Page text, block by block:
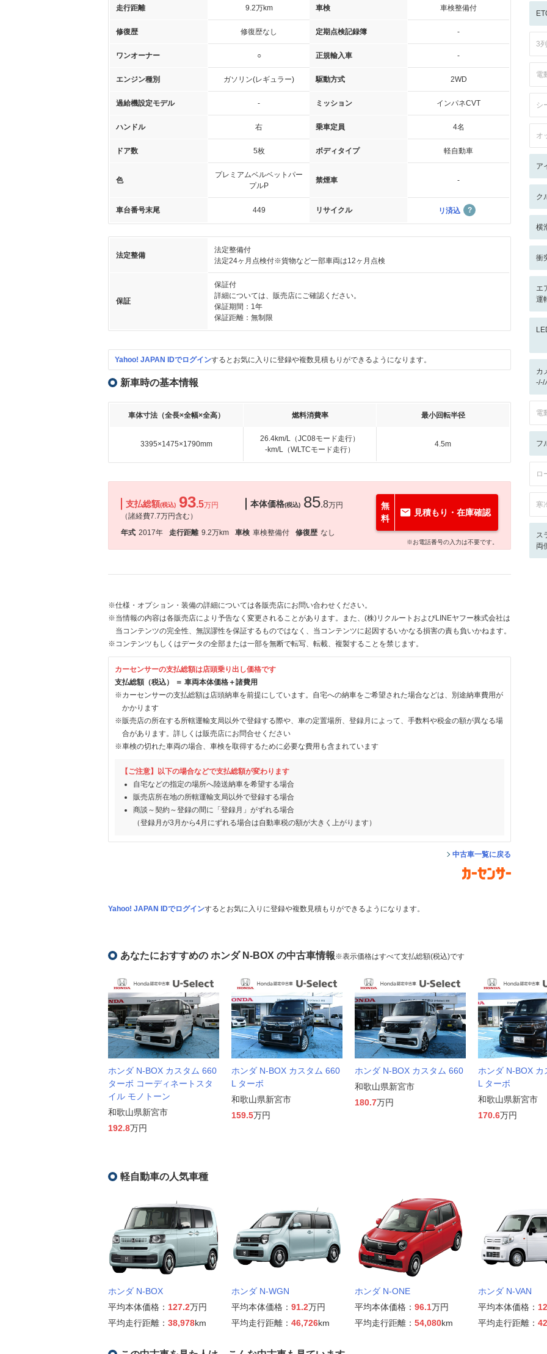
走行距離 9.2万km 車検 車検整備付
修復歴 修復歴なし 定期点検記録簿 -
ワンオーナー ○ 正規輸入車 -
エンジン種別 ガソリン(レギュラー) 駆動方式 2WD
過給機設定モデル - ミッション インパネCVT
ハンドル 右 乗車定員 4名
ドア数 5枚 ボディタイプ 軽自動車
色
プレミアムベルベットパー
プルP
禁煙車 -
車台番号末尾 449 リサイクル リ済込
法定整備
法定整備付
法定24ヶ月点検付※貨物など一部車両は12ヶ月点検
保証
保証付
詳細については、販売店にご確認ください。
保証期間：1年
保証距離：無制限
Yahoo! JAPAN IDでログインするとお気に入りに登録や複数見積もりができるようになります。
新車時の基本情報
車体寸法（全長×全幅×全高） 燃料消費率 最小回転半径
3395×1475×1790mm
26.4km/L（JC08モード走行）
-km/L（WLTCモード走行）
4.5m
支払総額(税込) 93.5万円
（諸経費7.7万円含む）
本体価格(税込) 85.8万円
年式 2017年 走行距離 9.2万km 車検 車検整備付 修復歴 なし
無
料
見積もり・在庫確認
※お電話番号の入力は不要です。
※仕様・オプション・装備の詳細については各販売店にお問い合わせください。
※当情報の内容は各販売店により予告なく変更されることがあります。また、(株)リクルートおよびLINEヤフー株式会社は
当コンテンツの完全性、無誤謬性を保証するものではなく、当コンテンツに起因するいかなる損害の責も負いかねます。
※コンテンツもしくはデータの全部または一部を無断で転写、転載、複製することを禁じます。
カーセンサーの支払総額は店頭乗り出し価格です
支払総額（税込） ＝ 車両本体価格＋諸費用
※カーセンサーの支払総額は店頭納車を前提にしています。自宅への納車をご希望された場合などは、別途納車費用が
かかります
※販売店の所在する所轄運輸支局以外で登録する際や、車の定置場所、登録月によって、手数料や税金の額が異なる場
合があります。詳しくは販売店にお問合せください
※車検の切れた車両の場合、車検を取得するために必要な費用も含まれています
【ご注意】以下の場合などで支払総額が変わります
自宅などの指定の場所へ陸送納車を希望する場合
販売店所在地の所轄運輸支局以外で登録する場合
商談～契約～登録の間に「登録月」がずれる場合
（登録月が3月から4月にずれる場合は自動車税の額が大きく上がります）
中古車一覧に戻る
Yahoo! JAPAN IDでログインするとお気に入りに登録や複数見積もりができるようになります。
3
電
シ
オ
ア
ク
横
衝
エ
運
カ
-/-/
電
フ
ロ
寒
ス
両
あなたにおすすめの ホンダ N-BOX の中古車情報※表示価格はすべて支払総額(税込)です
ホンダ N-BOX カスタム 660
ターボ コーディネートスタ
イル モノトーン
和歌山県新宮市
192.8万円
ホンダ N-BOX カスタム 660
L ターボ
和歌山県新宮市
159.5万円
ホンダ N-BOX カスタム 660
和歌山県新宮市
180.7万円
ホンダ N-BOX カ
L ターボ
和歌山県新宮市
170.6万円
軽自動車の人気車種
ホンダ N-BOX
平均本体価格： 127.2万円
平均走行距離： 38,978km
ホンダ N-WGN
平均本体価格： 91.2万円
平均走行距離： 46,726km
ホンダ N-ONE
平均本体価格： 96.1万円
平均走行距離： 54,080km
ホンダ N-VAN
平均本体価格：
平均走行距離：